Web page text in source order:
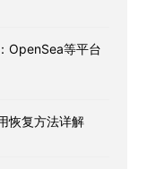
OpenSea等平台
恢复方法详解